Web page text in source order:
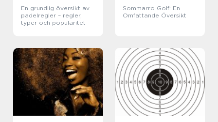
En grundlig översikt av
padelregler – regler,
typer och popularitet
Sommarro Golf: En
Omfattande Översikt